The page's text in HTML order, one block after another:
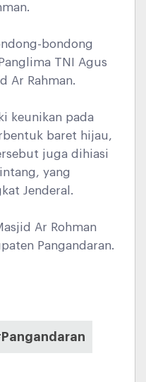
bondong
TNI Agus
Ar Rahman.
keunikan pada
baret hijau,
juga dihiasi
yang
Jenderal.
Ar Rohman
Pangandaran.